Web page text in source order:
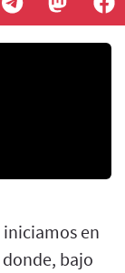
en
bajo